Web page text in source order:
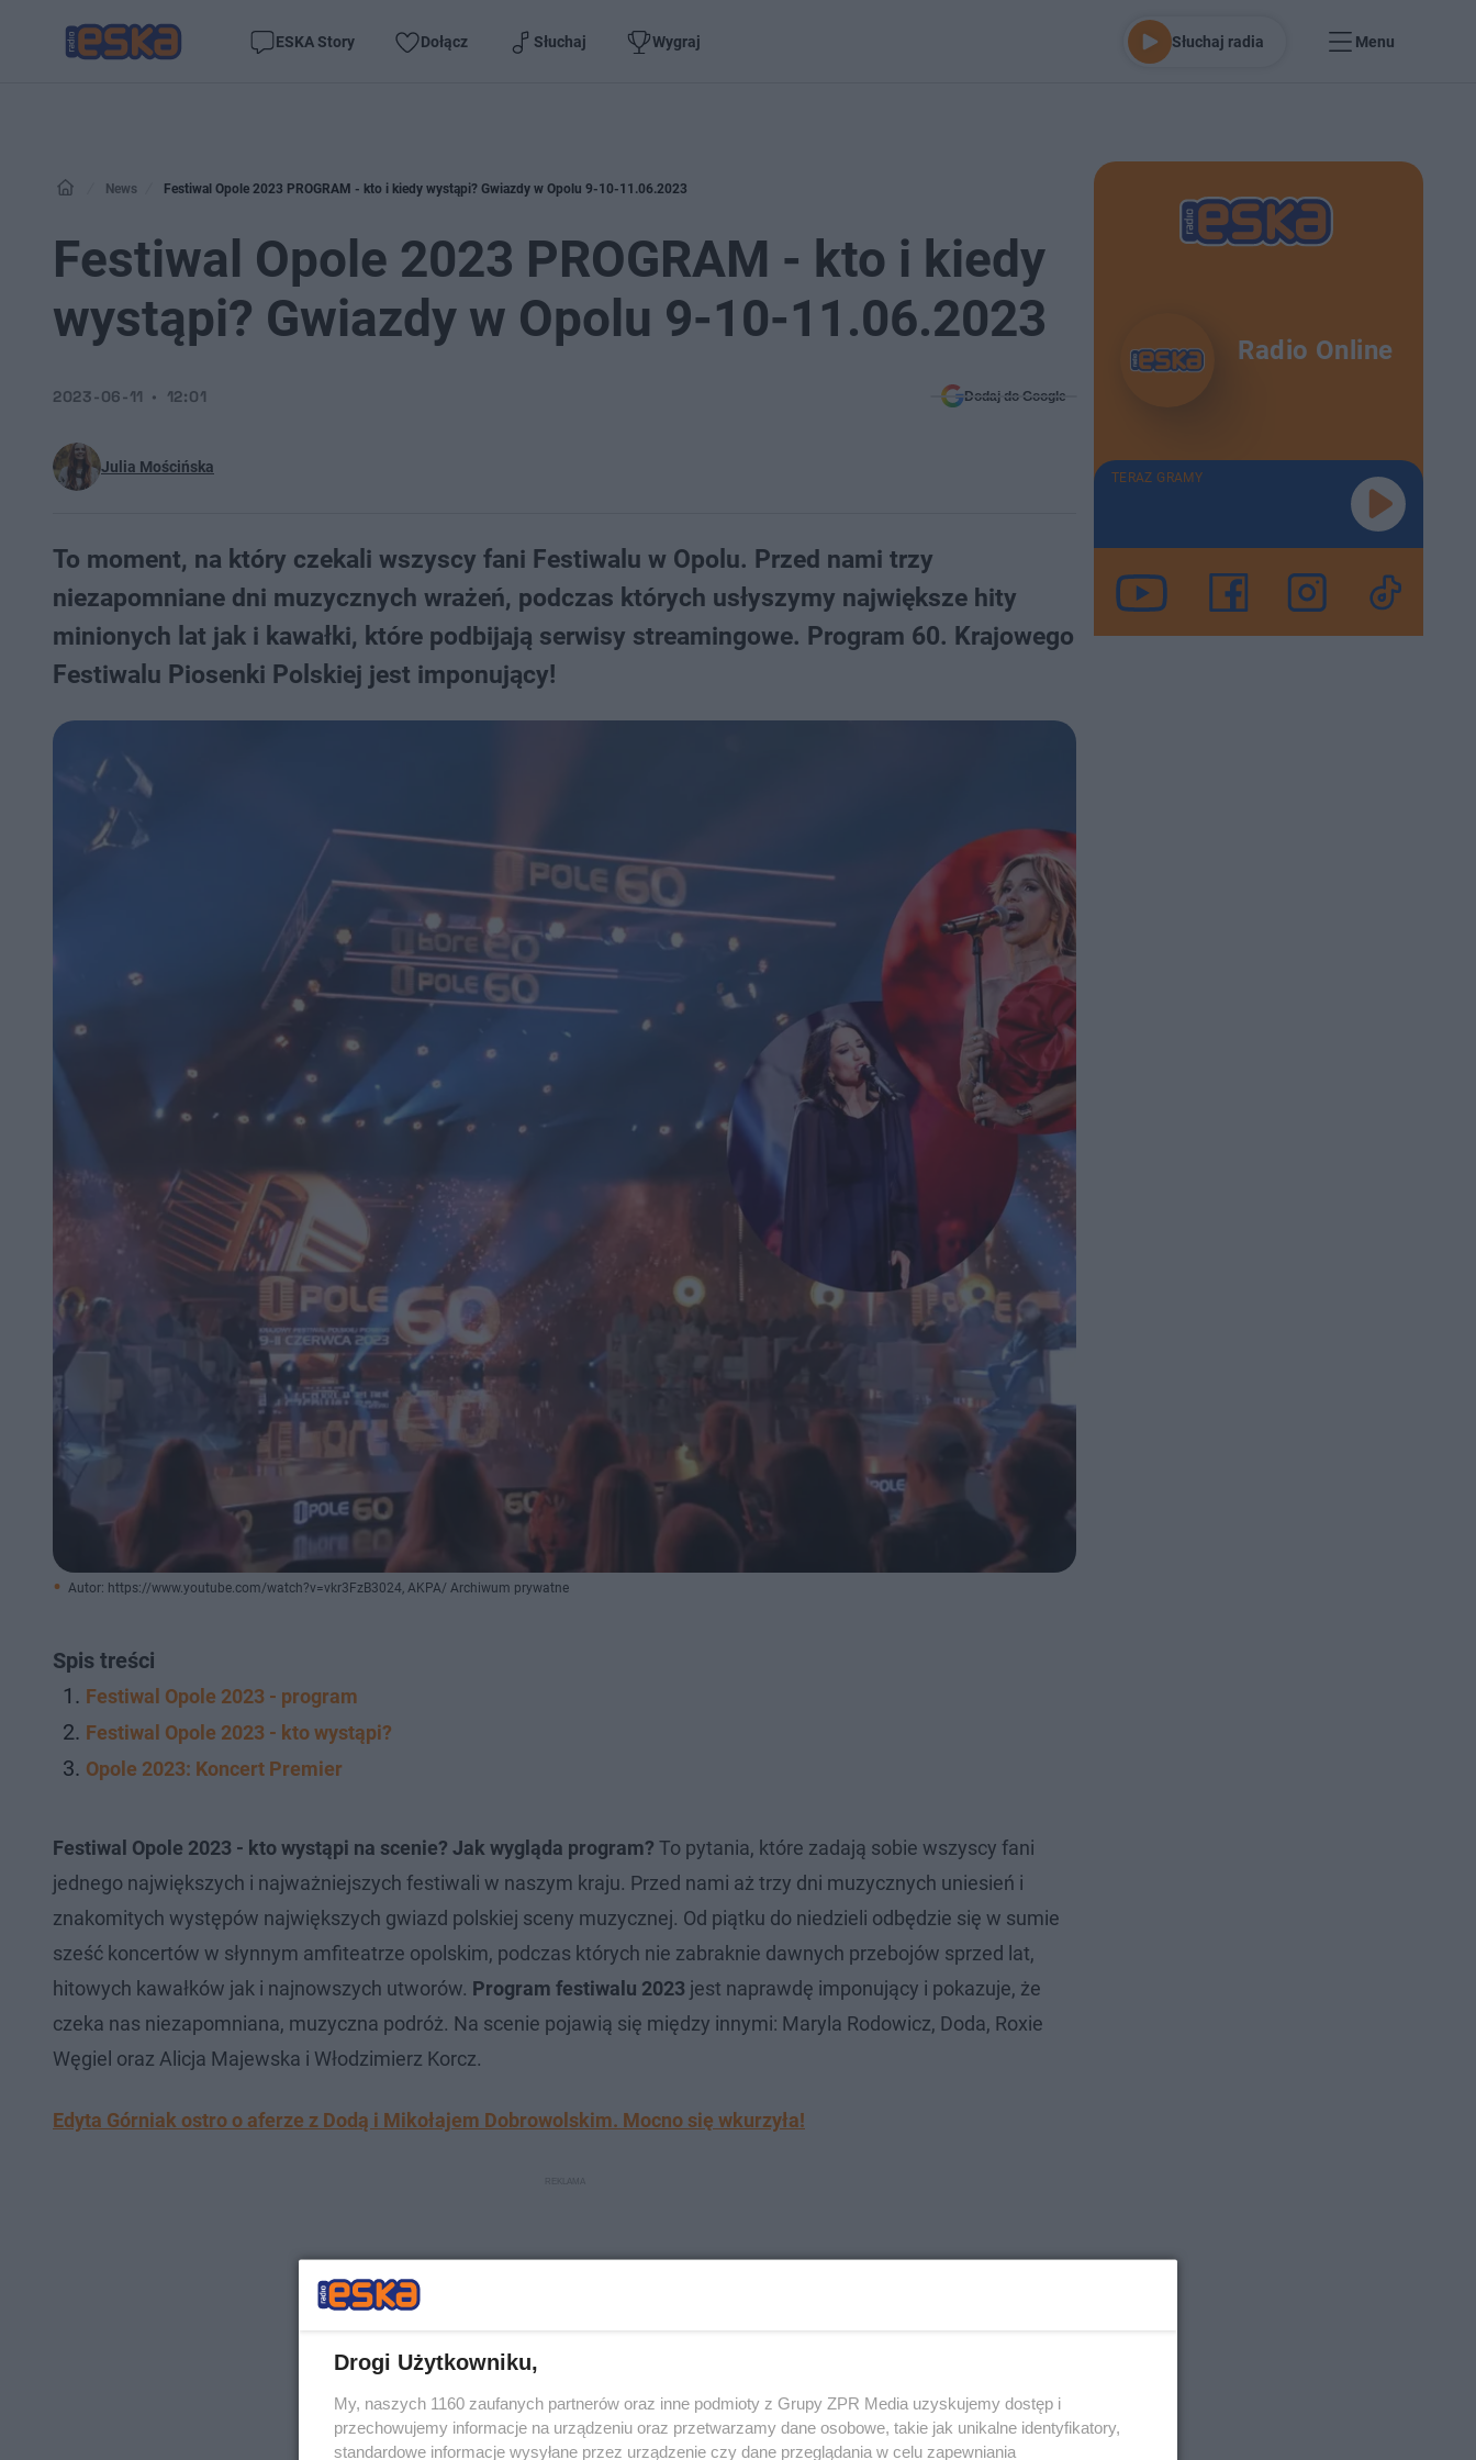
ESKA Story Dołącz Słuchaj Wygraj Słuchaj radia Menu
News Festiwal Opole 2023 PROGRAM - kto i kiedy wystąpi? Gwiazdy w Opolu 9-10-11.06.2023
Festiwal Opole 2023 PROGRAM - kto i kiedy
wystąpi? Gwiazdy w Opolu 9-10-11.06.2023
Julia Mościńska
2023-06-11 12:01 Dodaj do Google
To moment, na który czekali wszyscy fani Festiwalu w Opolu. Przed nami trzy
niezapomniane dni muzycznych wrażeń, podczas których usłyszymy największe hity
minionych lat jak i kawałki, które podbijają serwisy streamingowe. Program 60. Krajowego
Festiwalu Piosenki Polskiej jest imponujący!
Autor: https://www.youtube.com/watch?v=vkr3FzB3024, AKPA/ Archiwum prywatne
Spis treści
Festiwal Opole 2023 - program
Festiwal Opole 2023 - kto wystąpi?
Opole 2023: Koncert Premier
Festiwal Opole 2023 - kto wystąpi na scenie? Jak wygląda program? To pytania, które zadają sobie wszyscy fani
jednego największych i najważniejszych festiwali w naszym kraju. Przed nami aż trzy dni muzycznych uniesień i
znakomitych występów największych gwiazd polskiej sceny muzycznej. Od piątku do niedzieli odbędzie się w sumie
sześć koncertów w słynnym amfiteatrze opolskim, podczas których nie zabraknie dawnych przebojów sprzed lat,
hitowych kawałków jak i najnowszych utworów. Program festiwalu 2023 jest naprawdę imponujący i pokazuje, że
czeka nas niezapomniana, muzyczna podróż. Na scenie pojawią się między innymi: Maryla Rodowicz, Doda, Roxie
Węgiel oraz Alicja Majewska i Włodzimierz Korcz.
Edyta Górniak ostro o aferze z Dodą i Mikołajem Dobrowolskim. Mocno się wkurzyła!
Radio Online
TERAZ GRAMY
Drogi Użytkowniku,
My, naszych 1160 zaufanych partnerów oraz inne podmioty z Grupy ZPR Media uzyskujemy dostęp i
przechowujemy informacje na urządzeniu oraz przetwarzamy dane osobowe, takie jak unikalne identyfikatory,
standardowe informacje wysyłane przez urządzenie czy dane przeglądania w celu zapewniania